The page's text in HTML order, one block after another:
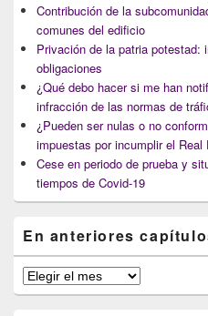
Contribución de la
comunes del edificio
Privación de la patria potestad:
obligaciones
¿Qué debo hacer si me han
infracción de las normas de
¿Pueden ser nulas o no
impuestas por incumplir el
Cese en periodo de prueba y
tiempos de Covid-19
En anteriores
En
anteriores